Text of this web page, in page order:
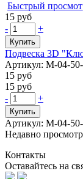
Быстрый
15 руб
-
+
Купить
Подвеска 3D
Артикул: М-04-50-
15 руб
15 руб
-
+
Купить
Артикул: М-04-50-
Недавно
Контакты
Оставайтесь на